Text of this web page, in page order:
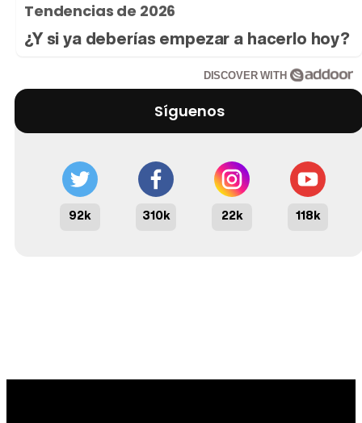
Tendencias de 2026
¿Y si ya deberías empezar a hacerlo hoy?
DISCOVER WITH
Síguenos
92k 310k 22k 118k